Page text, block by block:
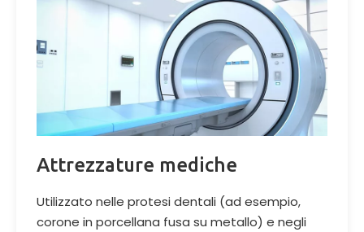
Attrezzature mediche
Utilizzato nelle protesi dentali (ad esempio,
corone in porcellana fusa su metallo) e negli